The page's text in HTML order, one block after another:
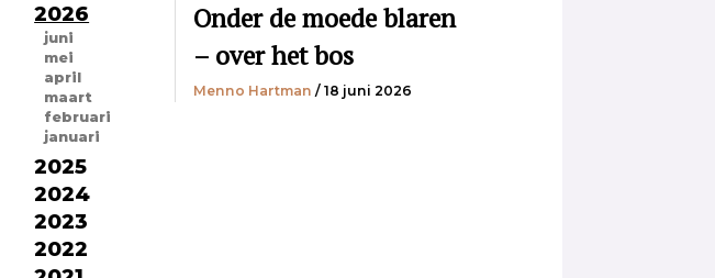
2026
juni
mei
april
maart
februari
januari
2025
2024
2023
2022
Onder de moede blaren
– over het bos
Menno Hartman / 18 juni 2026